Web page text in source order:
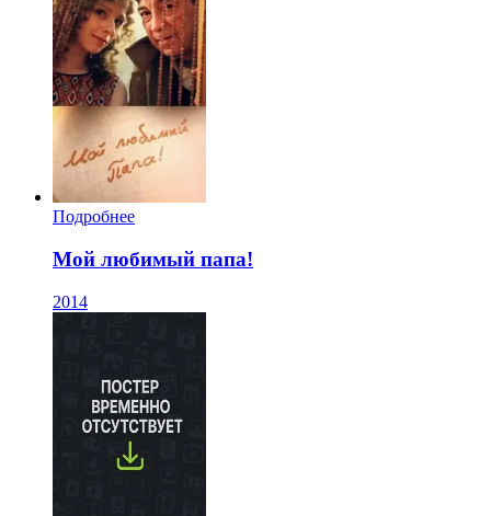
Подробнее
Мой любимый папа!
2014